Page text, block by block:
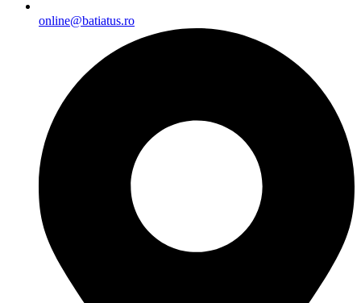
online@batiatus.ro